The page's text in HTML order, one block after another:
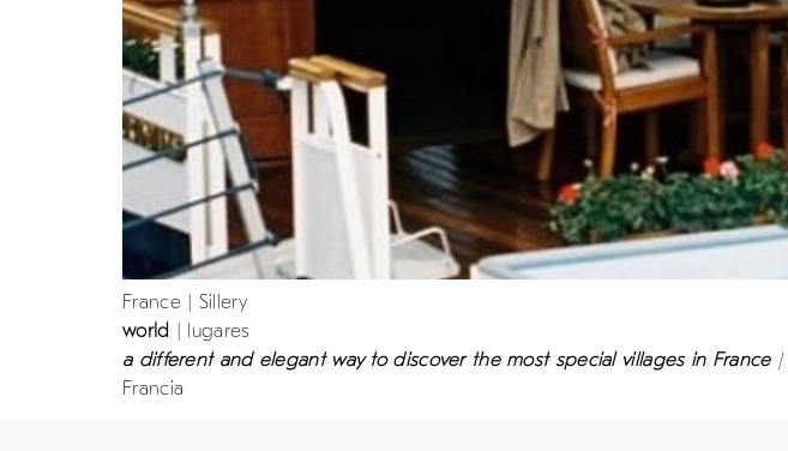
France | Sillery
world
| lugares
a different and elegant way to discover the most special villages in France|
Francia